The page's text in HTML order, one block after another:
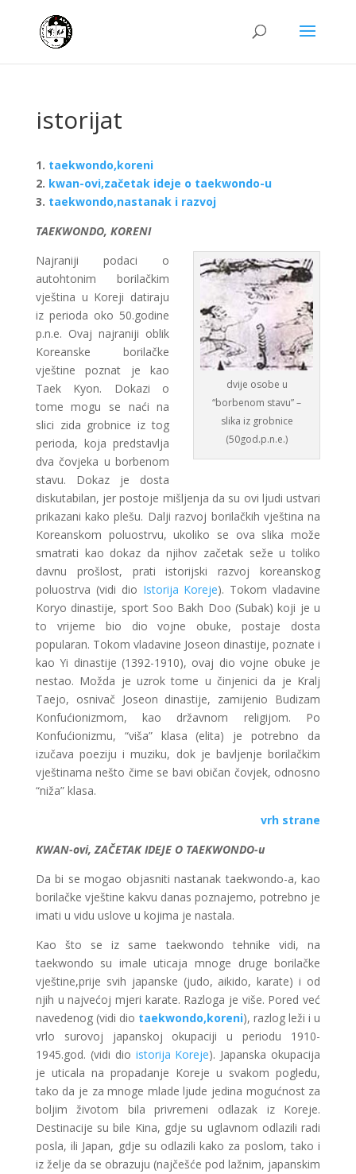
istorijat
1. taekwondo,koreni
2. kwan-ovi,začetak ideje o taekwondo-u
3. taekwondo,nastanak i razvoj
TAEKWONDO, KORENI
dvije osobe u
“borbenom stavu” –
slika iz grobnice
(50god.p.n.e.)
Najraniji podaci o
autohtonim borilačkim
vještina u Koreji datiraju
iz perioda oko 50.godine
p.n.e. Ovaj najraniji oblik
Koreanske borilačke
vještine poznat je kao
Taek Kyon. Dokazi o
tome mogu se naći na
slici zida grobnice iz tog
perioda, koja predstavlja
dva čovjeka u borbenom
stavu. Dokaz je dosta
diskutabilan, jer postoje mišljenja da su ovi ljudi ustvari
prikazani kako plešu. Dalji razvoj borilačkih vještina na
Koreanskom poluostrvu, ukoliko se ova slika može
smatrati kao dokaz da njihov začetak seže u toliko
davnu prošlost, prati istorijski razvoj koreanskog
poluostrva (vidi dio Istorija Koreje). Tokom vladavine
Koryo dinastije, sport Soo Bakh Doo (Subak) koji je u
to vrijeme bio dio vojne obuke, postaje dosta
popularan. Tokom vladavine Joseon dinastije, poznate i
kao Yi dinastije (1392-1910), ovaj dio vojne obuke je
nestao. Možda je uzrok tome u činjenici da je Kralj
Taejo, osnivač Joseon dinastije, zamijenio Budizam
Konfućionizmom, kao državnom religijom. Po
Konfućionizmu, “viša” klasa (elita) je potrebno da
izučava poeziju i muziku, dok je bavljenje borilačkim
vještinama nešto čime se bavi običan čovjek, odnosno
“niža” klasa.
vrh strane
KWAN-ovi, ZAČETAK IDEJE O TAEKWONDO-u
Da bi se mogao objasniti nastanak taekwondo-a, kao
borilačke vještine kakvu danas poznajemo, potrebno je
imati u vidu uslove u kojima je nastala.
Kao što se iz same taekwondo tehnike vidi, na
taekwondo su imale uticaja mnoge druge borilačke
vještine,prije svih japanske (judo, aikido, karate) i od
njih u najvećoj mjeri karate. Razloga je više. Pored već
navedenog (vidi dio taekwondo,koreni), razlog leži i u
vrlo surovoj japanskoj okupaciji u periodu 1910-
1945.god. (vidi dio istorija Koreje). Japanska okupacija
je uticala na propadanje Koreje u svakom pogledu,
tako da je za mnoge mlade ljude jedina mogućnost za
boljim životom bila privremeni odlazak iz Koreje.
Destinacije su bile Kina, gdje su uglavnom odlazili radi
posla, ili Japan, gdje su odlazili kako za poslom, tako i
iz želje da se obrazuju (najčešće pod lažnim, japanskim